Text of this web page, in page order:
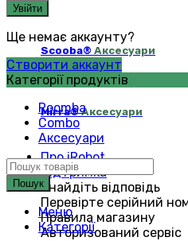
Scooba® Аксесуари
Mirra®Аксесуари
Про iRobot
Підтримка
Знайдіть відповідь
Перевірте серійний
Правила магазину
Авторизований сервіс
Увійти
Ще немає аккаунту?
Створити аккаунт
Категорії продуктів
Roomba
Combo
Аксесуари
Пошук
Меню
Категорії